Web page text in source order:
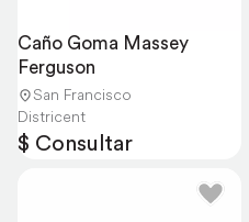
Caño Goma Massey
Ferguson
San Francisco
Districent
$ Consultar